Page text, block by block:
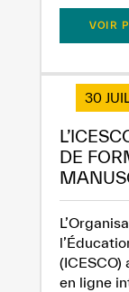
VOIR
30
DE
en ligne